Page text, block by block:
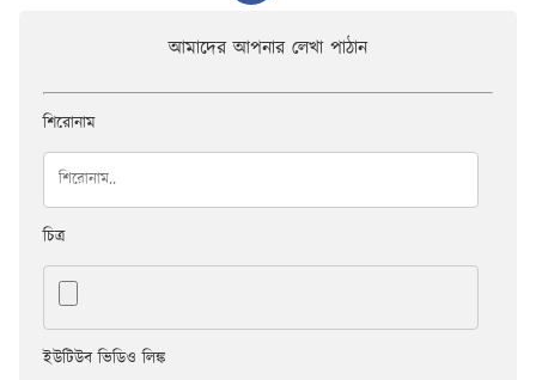
আমাদের আপনার লেখা পাঠান
শিরোনাম
চিত্র
ইউটিউব ভিডিও লিঙ্ক